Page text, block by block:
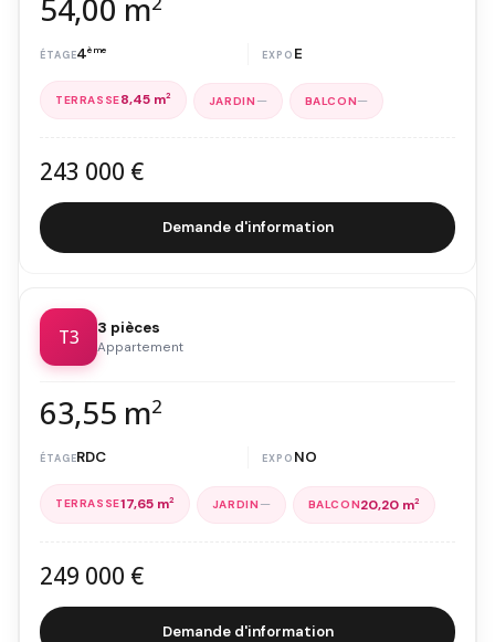
54,00 m
4ème E
8,45 m2 — —
243 000 €
Demande d'information
T3 3 pièces
Appartement
63,55 m2
RDC NO
17,65 m2 — 20,20 m2
249 000 €
Demande d'information